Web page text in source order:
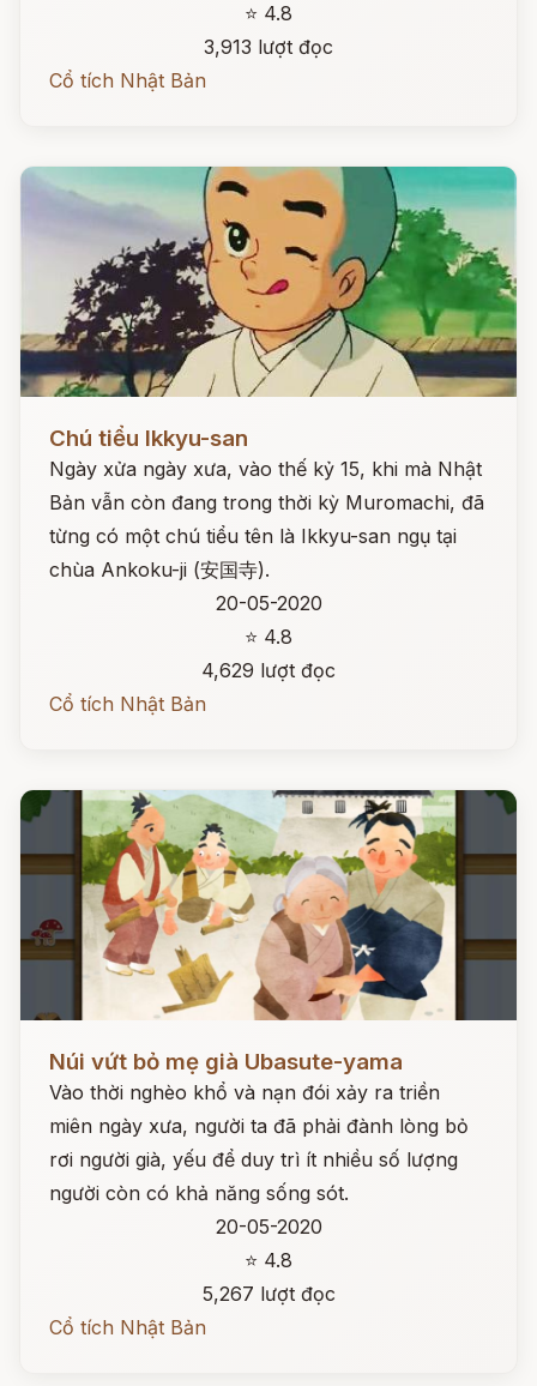
⭐ 4.8
3,913 lượt đọc
Cổ tích Nhật Bản
Chú tiểu Ikkyu-san
Ngày xửa ngày xưa, vào thế kỷ 15, khi mà Nhật
Bản vẫn còn đang trong thời kỳ Muromachi, đã
từng có một chú tiểu tên là Ikkyu-san ngụ tại
chùa Ankoku-ji (安国寺).
20-05-2020
⭐ 4.8
4,629 lượt đọc
Cổ tích Nhật Bản
Núi vứt bỏ mẹ già Ubasute-yama
Vào thời nghèo khổ và nạn đói xảy ra triền
miên ngày xưa, người ta đã phải đành lòng bỏ
rơi người già, yếu để duy trì ít nhiều số lượng
người còn có khả năng sống sót.
20-05-2020
⭐ 4.8
5,267 lượt đọc
Cổ tích Nhật Bản